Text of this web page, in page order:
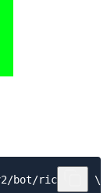
bot/richmenu \